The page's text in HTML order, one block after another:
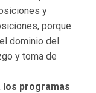
y
porque
dominio del
y toma de
programas